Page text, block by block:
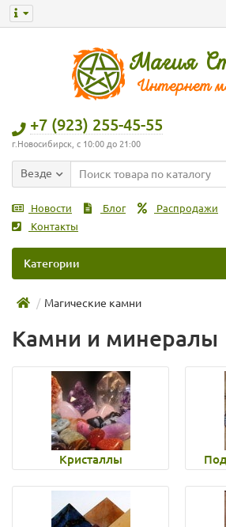
+7 (923) 255-45-55
г.Новосибирск, с 10:00 до 21:00
Везде
Новости Блог Распродажи
Контакты
Категории
Магические камни
Камни и минералы
Кристаллы